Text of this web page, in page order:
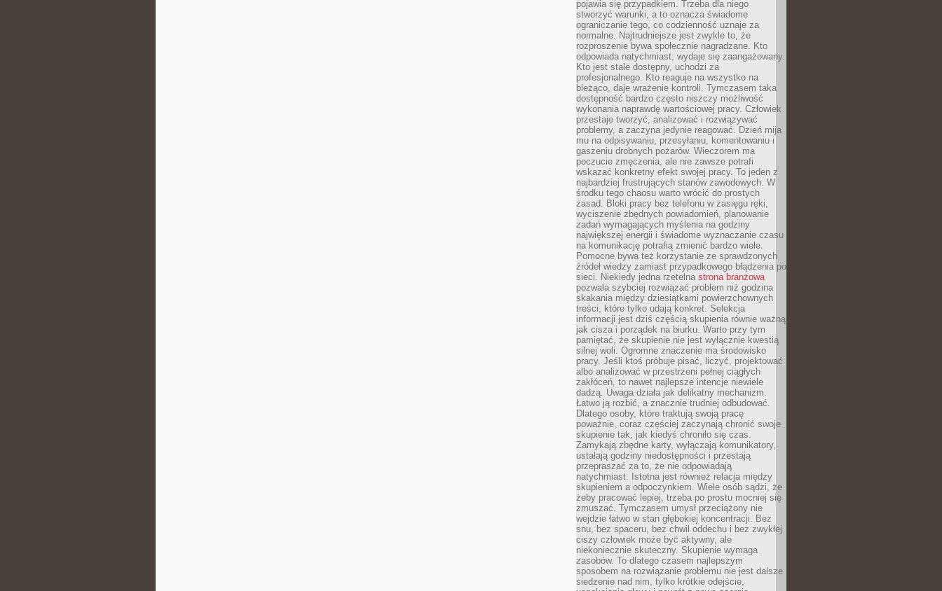
pojawia się przypadkiem. Trzeba dla niego
stworzyć warunki, a to oznacza świadome
ograniczanie tego, co codzienność uznaje za
normalne. Najtrudniejsze jest zwykle to, że
rozproszenie bywa społecznie nagradzane. Kto
odpowiada natychmiast, wydaje się zaangażowany.
Kto jest stale dostępny, uchodzi za
profesjonalnego. Kto reaguje na wszystko na
bieżąco, daje wrażenie kontroli. Tymczasem taka
dostępność bardzo często niszczy możliwość
wykonania naprawdę wartościowej pracy. Człowiek
przestaje tworzyć, analizować i rozwiązywać
problemy, a zaczyna jedynie reagować. Dzień mija
mu na odpisywaniu, przesyłaniu, komentowaniu i
gaszeniu drobnych pożarów. Wieczorem ma
poczucie zmęczenia, ale nie zawsze potrafi
wskazać konkretny efekt swojej pracy. To jeden z
najbardziej frustrujących stanów zawodowych. W
środku tego chaosu warto wrócić do prostych
zasad. Bloki pracy bez telefonu w zasięgu ręki,
wyciszenie zbędnych powiadomień, planowanie
zadań wymagających myślenia na godziny
największej energii i świadome wyznaczanie czasu
na komunikację potrafią zmienić bardzo wiele.
Pomocne bywa też korzystanie ze sprawdzonych
źródeł wiedzy zamiast przypadkowego błądzenia po
sieci. Niekiedy jedna rzetelna strona branżowa
pozwala szybciej rozwiązać problem niż godzina
skakania między dziesiątkami powierzchownych
treści, które tylko udają konkret. Selekcja
informacji jest dziś częścią skupienia równie ważną
jak cisza i porządek na biurku. Warto przy tym
pamiętać, że skupienie nie jest wyłącznie kwestią
silnej woli. Ogromne znaczenie ma środowisko
pracy. Jeśli ktoś próbuje pisać, liczyć, projektować
albo analizować w przestrzeni pełnej ciągłych
zakłóceń, to nawet najlepsze intencje niewiele
dadzą. Uwaga działa jak delikatny mechanizm.
Łatwo ją rozbić, a znacznie trudniej odbudować.
Dlatego osoby, które traktują swoją pracę
poważnie, coraz częściej zaczynają chronić swoje
skupienie tak, jak kiedyś chroniło się czas.
Zamykają zbędne karty, wyłączają komunikatory,
ustalają godziny niedostępności i przestają
przepraszać za to, że nie odpowiadają
natychmiast. Istotna jest również relacja między
skupieniem a odpoczynkiem. Wiele osób sądzi, że
żeby pracować lepiej, trzeba po prostu mocniej się
zmuszać. Tymczasem umysł przeciążony nie
wejdzie łatwo w stan głębokiej koncentracji. Bez
snu, bez spaceru, bez chwil oddechu i bez zwykłej
ciszy człowiek może być aktywny, ale
niekoniecznie skuteczny. Skupienie wymaga
zasobów. To dlatego czasem najlepszym
sposobem na rozwiązanie problemu nie jest dalsze
siedzenie nad nim, tylko krótkie odejście,